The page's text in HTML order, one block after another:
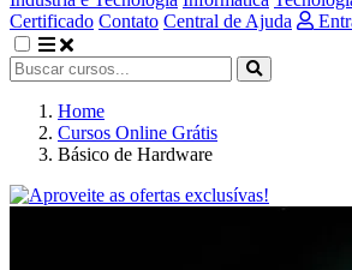
Certificado Contato Central de Ajuda
Home
Cursos Online Grátis
Básico de Hardware